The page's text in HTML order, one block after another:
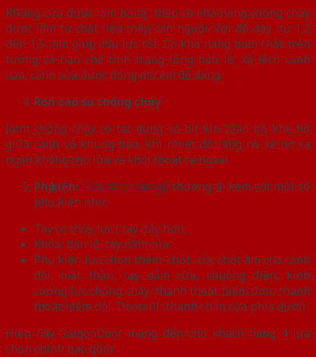
Khung cửa được làm bằng thép có khả năng chống cháy
được làm từ chất liệu thép cán nguội. Với độ dày từ 1,2
đến 1,5 mm giúp chịu lực tốt. Có khả năng bám chắc trên
tường và hạn chế tình trạng lỏng bản lề, xệ lệch cánh
cửa, cánh cửa được đóng mở em dễ dàng.
Ron cao su chống cháy
Joint chống cháy có tác dụng sẽ bít kín toàn bộ khe hở
giữa cánh và khung bao, khi nhiệt độ tăng nó sẽ nở ra
ngăn không cho lửa và khói thoát ra ngoài.
Phụ kiện: Cửa thép vân gỗ thường đi kèm với một số
phụ kiện như:
Tay co thủy lực ( tay đẩy hơi),
Khóa, bản lề, tay nắm cửa
Phụ kiện lựa chọn thêm: chốt cửa, chốt âm cho cánh
đôi, mắt thần, tay nắm cửa, chuông điện, kính
cường lực chống cháy, thanh thoát hiểm đơn, thanh
thoát hiểm đôi, Doorsill (thanh chặn cửa phía dưới)
Hiện nay SaigonDoor mang đến cho khách hàng 4 lựa
chọn chính bao gồm: